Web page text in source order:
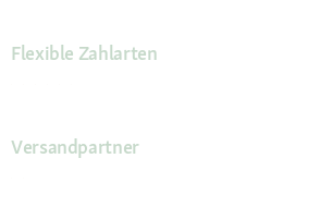
Flexible Zahlarten
Versandpartner